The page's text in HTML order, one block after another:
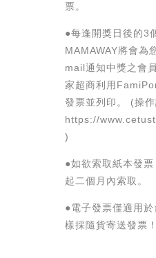
票。
●每逢開獎日後的3
MAMAWAY將會為
mail通知中獎之會
家超商利用
發票並列印。 (操
https://
)
●如欲索取紙本發
起二個月內索取。
●電子發票僅適用
樣採隨貨寄送發票！